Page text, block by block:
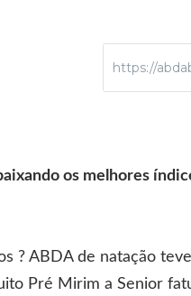
https://
os melhores
? ABDA de natação
Pré Mirim a Senior